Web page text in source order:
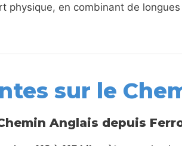
physique, en combinant de
sur le
Anglais depuis